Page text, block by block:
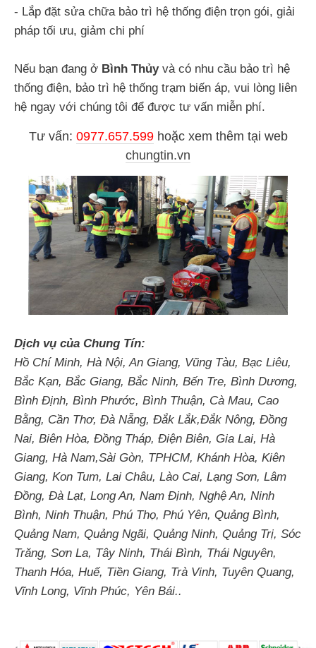
- Lắp đặt sửa chữa bảo trì hệ thống điện trọn gói, giải
pháp tối ưu, giảm chi phí
Nếu bạn đang ở Bình Thủyvà có nhu cầu bảo trì hệ
thống điện, bảo trì hệ thống trạm biến áp, vui lòng liên
hệ ngay với chúng tôi để được tư vấn miễn phí.
Tư vấn: 0977.657.599hoặc xem thêm tại web
chungtin.vn
Dịch vụ của Chung Tín:
Hồ Chí Minh, Hà Nội, An Giang, Vũng Tàu, Bạc Liêu,
Bắc Kạn, Bắc Giang, Bắc Ninh, Bến Tre, Bình Dương,
Bình Định, Bình Phước, Bình Thuận, Cà Mau, Cao
Bằng, Cần Thơ, Đà Nẵng, Đắk Lắk,Đắk Nông, Đồng
Nai, Biên Hòa, Đồng Tháp, Điện Biên, Gia Lai, Hà
Giang, Hà Nam,Sài Gòn, TPHCM, Khánh Hòa, Kiên
Giang, Kon Tum, Lai Châu, Lào Cai, Lạng Sơn, Lâm
Đồng, Đà Lạt, Long An, Nam Định, Nghệ An, Ninh
Bình, Ninh Thuận, Phú Thọ, Phú Yên, Quảng Bình,
Quảng Nam, Quảng Ngãi, Quảng Ninh, Quảng Trị, Sóc
Trăng, Sơn La, Tây Ninh, Thái Bình, Thái Nguyên,
Thanh Hóa, Huế, Tiền Giang, Trà Vinh, Tuyên Quang,
Vĩnh Long, Vĩnh Phúc, Yên Bái..